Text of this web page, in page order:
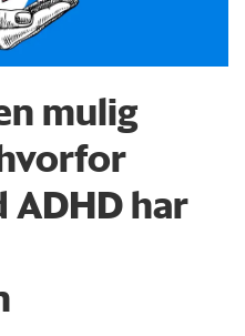
mulig
ADHD har